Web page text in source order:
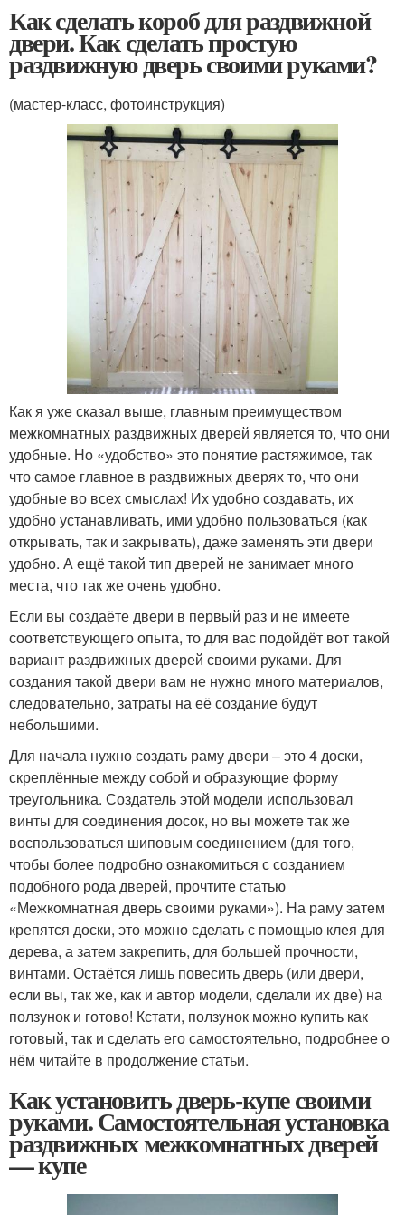
Как сделать короб для раздвижной
двери. Как сделать простую
раздвижную дверь своими руками?
(мастер-класс, фотоинструкция)
Как я уже сказал выше, главным преимуществом
межкомнатных раздвижных дверей является то, что они
удобные. Но «удобство» это понятие растяжимое, так
что самое главное в раздвижных дверях то, что они
удобные во всех смыслах! Их удобно создавать, их
удобно устанавливать, ими удобно пользоваться (как
открывать, так и закрывать), даже заменять эти двери
удобно. А ещё такой тип дверей не занимает много
места, что так же очень удобно.
Если вы создаёте двери в первый раз и не имеете
соответствующего опыта, то для вас подойдёт вот такой
вариант раздвижных дверей своими руками. Для
создания такой двери вам не нужно много материалов,
следовательно, затраты на её создание будут
небольшими.
Для начала нужно создать раму двери – это 4 доски,
скреплённые между собой и образующие форму
треугольника. Создатель этой модели использовал
винты для соединения досок, но вы можете так же
воспользоваться шиповым соединением (для того,
чтобы более подробно ознакомиться с созданием
подобного рода дверей, прочтите статью
«Межкомнатная дверь своими руками»). На раму затем
крепятся доски, это можно сделать с помощью клея для
дерева, а затем закрепить, для большей прочности,
винтами. Остаётся лишь повесить дверь (или двери,
если вы, так же, как и автор модели, сделали их две) на
ползунок и готово! Кстати, ползунок можно купить как
готовый, так и сделать его самостоятельно, подробнее о
нём читайте в продолжение статьи.
Как установить дверь-купе своими
руками. Самостоятельная установка
раздвижных межкомнатных дверей
— купе